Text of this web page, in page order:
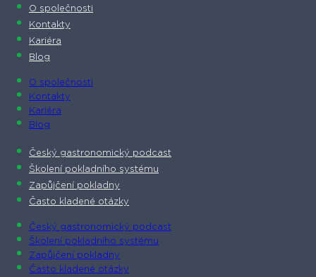
O společnosti​
Kontakty
Kariéra
Blog
O společnosti​
Kontakty
Kariéra
Blog
Český gastronomický podcast​
Školení pokladního systému
Zapůjčení pokladny
Často kladené otázky
Český gastronomický podcast​
Školení pokladního systému
Zapůjčení pokladny
Často kladené otázky